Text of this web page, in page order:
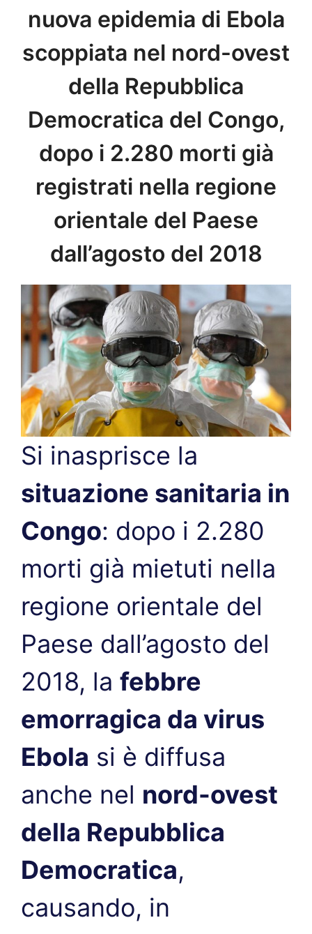
nuova epidemia di Ebola
scoppiata nel nord-ovest
della Repubblica
Democratica del Congo,
dopo i 2.280 morti già
registrati nella regione
orientale del Paese
dall’agosto del 2018
Si inasprisce la
situazione sanitaria in
Congo: dopo i 2.280
morti già mietuti nella
regione orientale del
Paese dall’agosto del
2018, la febbre
emorragica da virus
Ebola si è diffusa
anche nel nord-ovest
della Repubblica
Democratica,
causando, in